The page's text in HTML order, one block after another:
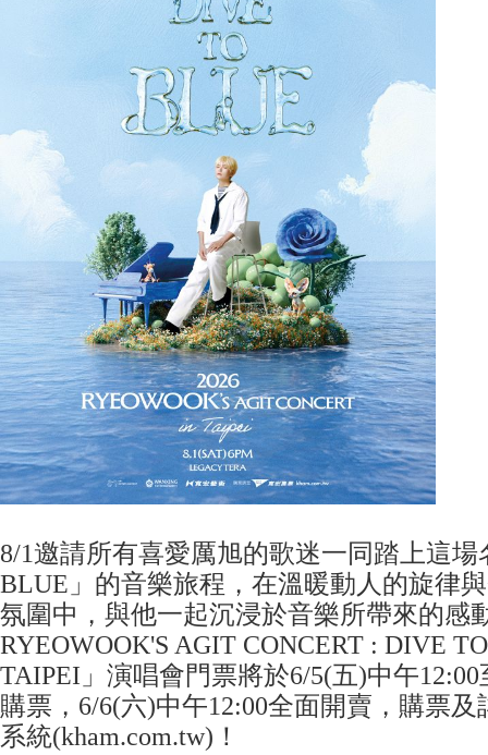
8/1邀請所有喜愛厲旭的歌迷一同踏上這場
BLUE」的音樂旅程，在溫暖動人的旋律
氛圍中，與他一起沉浸於音樂所帶來的感
RYEOWOOK'S AGIT CONCERT : DIVE
TAIPEI」演唱會門票將於6/5(五)中午12:00
購票，6/6(六)中午12:00全面開賣，購票
系統(kham.com.tw)！